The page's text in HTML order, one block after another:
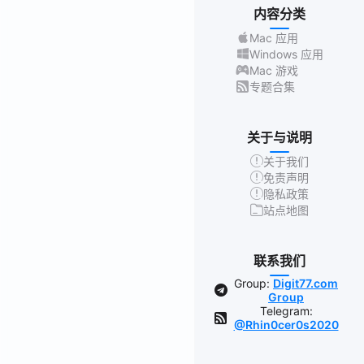
内容分类
Mac 应用
Windows 应用
Mac 游戏
专题合集
关于与说明
关于我们
免责声明
隐私政策
站点地图
联系我们
Group: Digit77.com
Group
Telegram:
@Rhin0cer0s2020